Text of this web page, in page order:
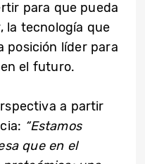
para que pueda
la tecnología que
posición líder para
el futuro.
a partir
“Estamos
que en el